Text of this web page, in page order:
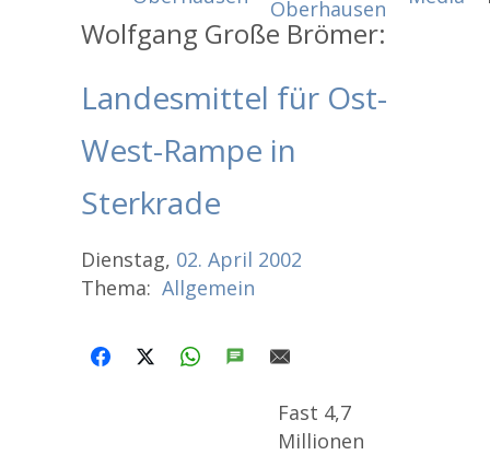
Oberhausen
Wolfgang Große Brömer:
Landesmittel für Ost-
West-Rampe in
Sterkrade
Dienstag, 02. April 2002
Thema: Allgemein
FACEBOOK WHATSAPP
SMS
Fast 4,7
Millionen